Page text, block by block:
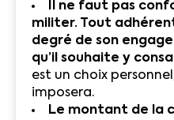
Il ne faut pas
militer. Tout
degré de son
qu’il souhaite y
est un choix
imposera.
Le montant de la